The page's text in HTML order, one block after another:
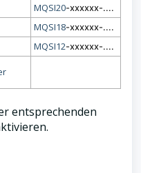
MQSI20-xxxxxx-....
MQSI18-xxxxxx-....
MQSI12-xxxxxx-....
entsprechenden